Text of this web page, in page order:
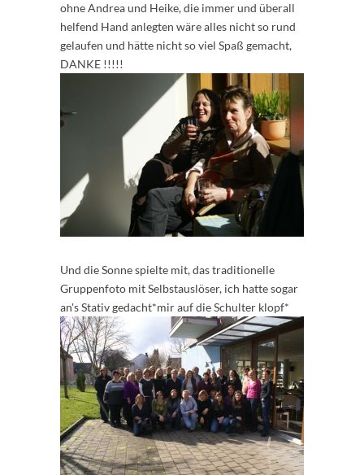
ohne Andrea und Heike, die immer und überall
helfend Hand anlegten wäre alles nicht so rund
gelaufen und hätte nicht so viel Spaß gemacht,
DANKE !!!!!
Und die Sonne spielte mit, das traditionelle
Gruppenfoto mit Selbstauslöser, ich hatte sogar
an's Stativ gedacht*mir auf die Schulter klopf*